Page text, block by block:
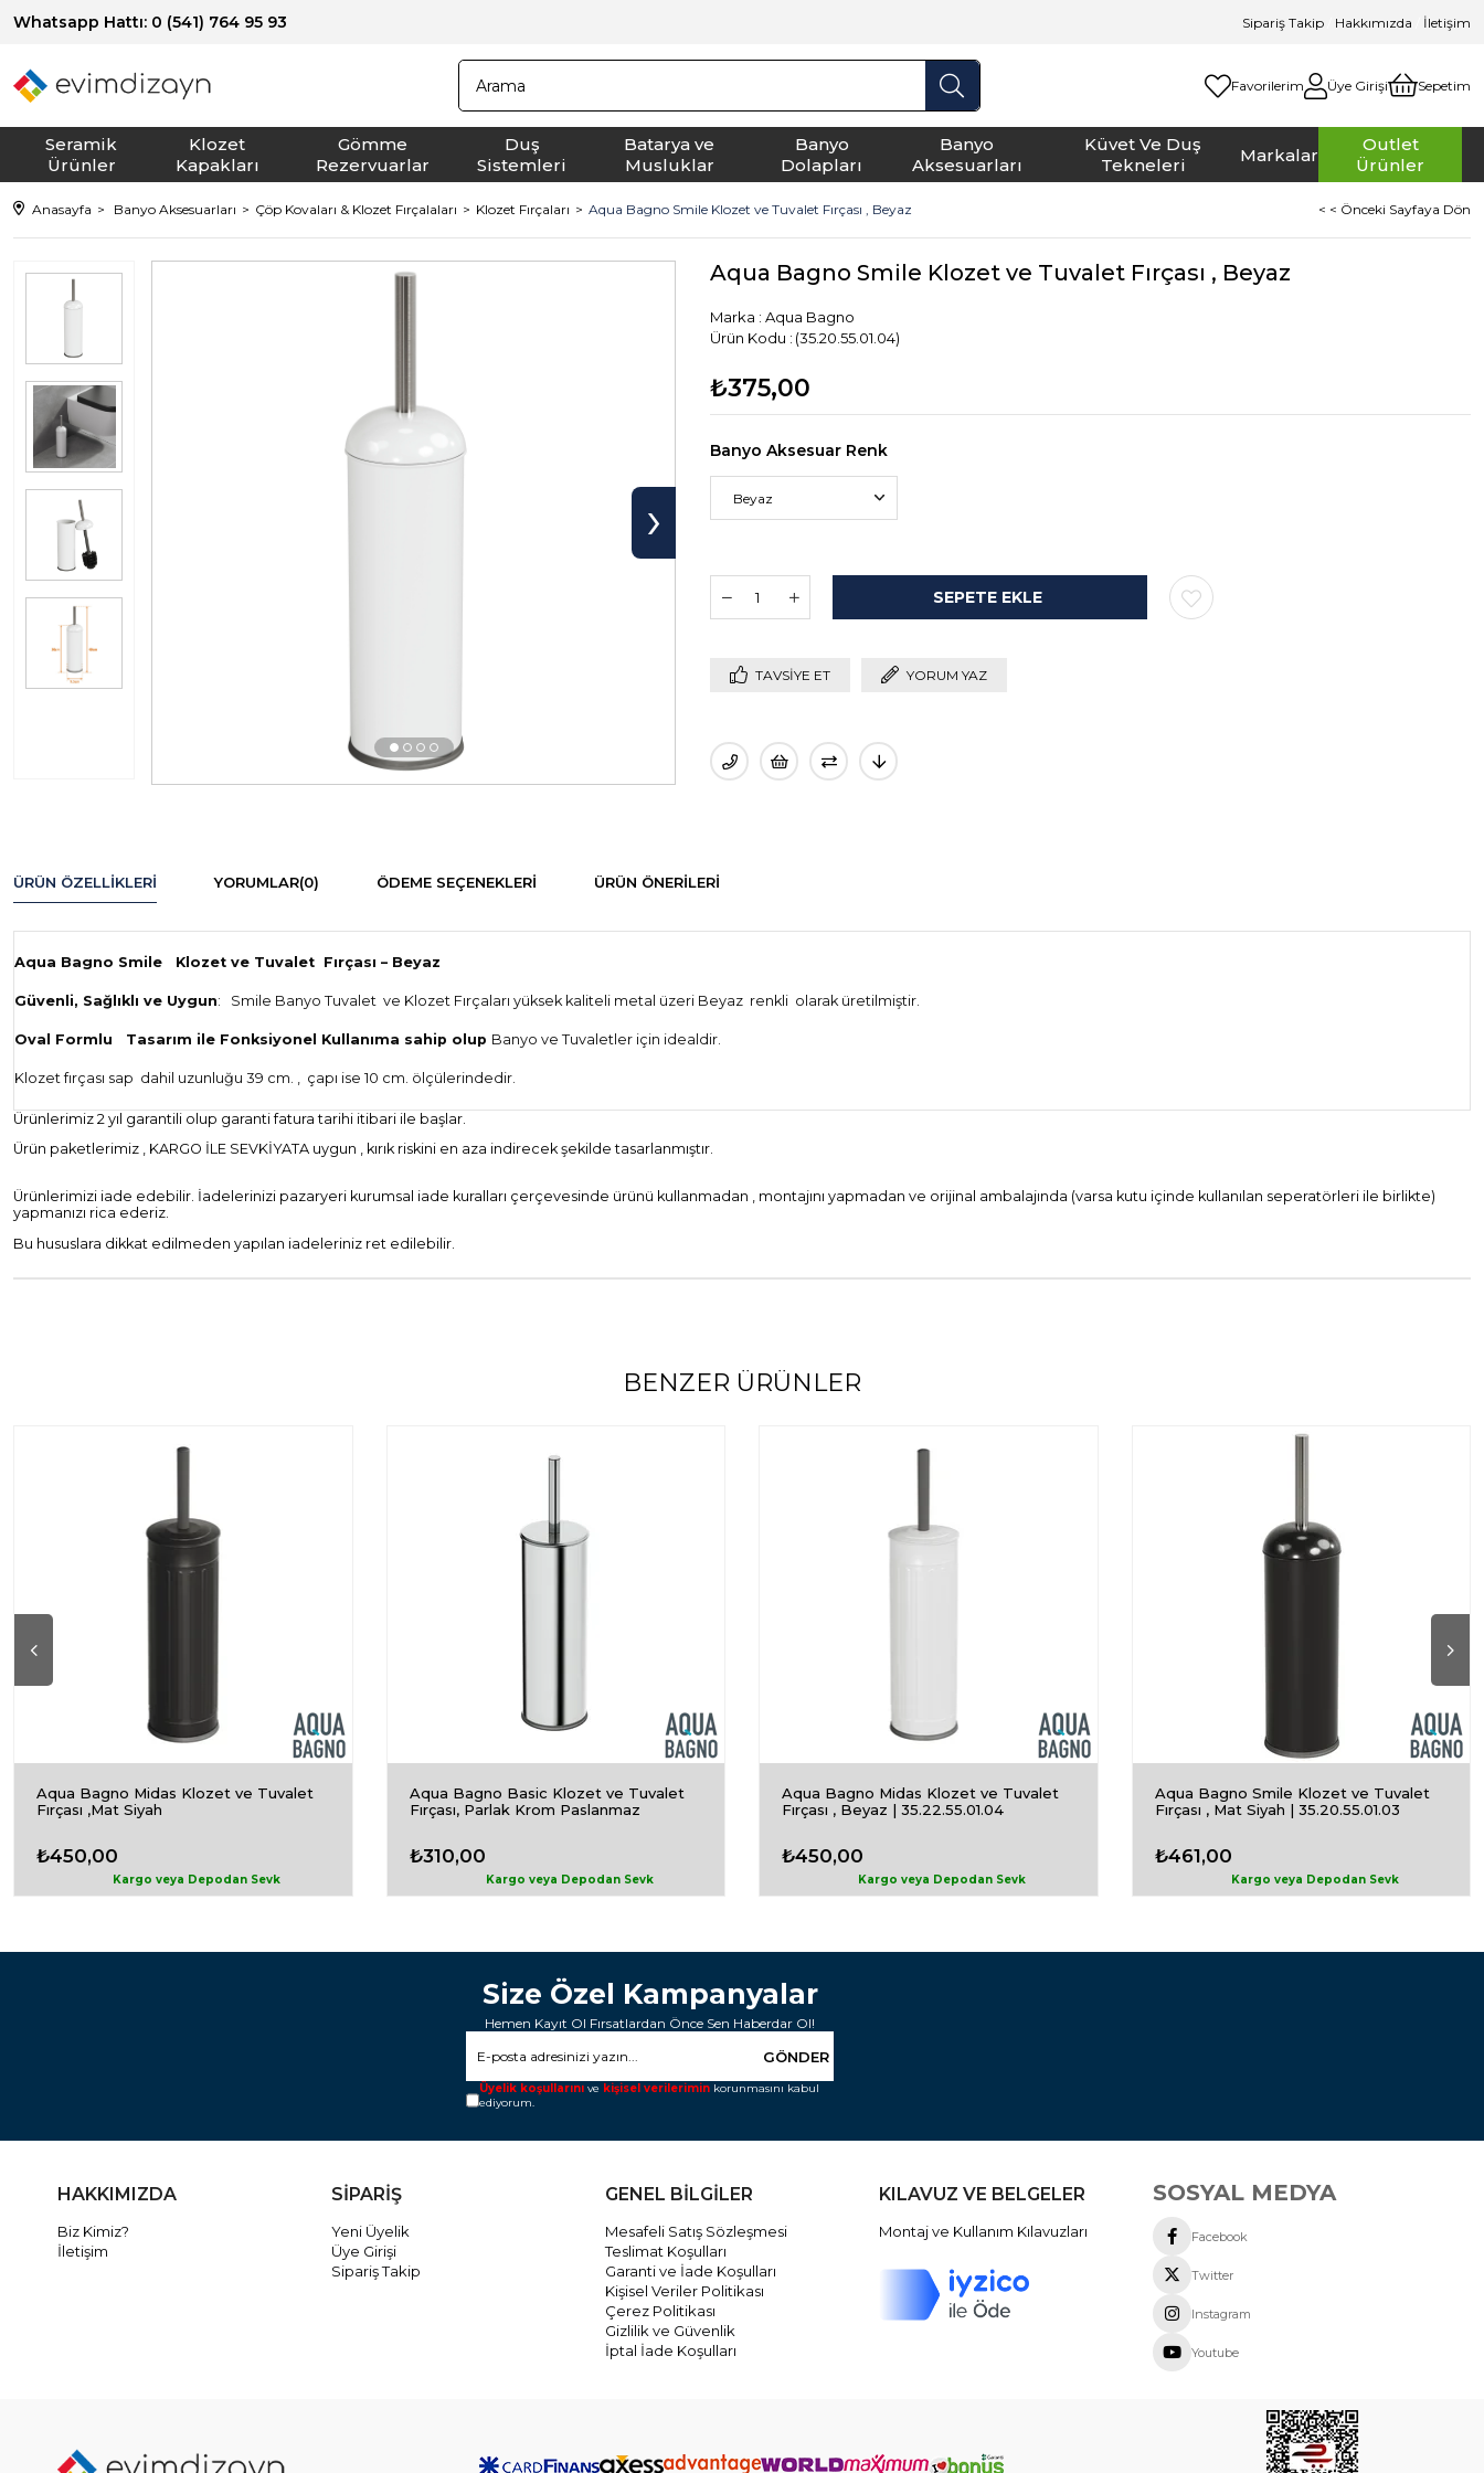
Whatsapp Hattı: 0 (541) 764 95 93 Sipariş Takip Hakkımızda İletişim
Favorilerim Üye Girişi Sepetim
Seramik
Ürünler
Klozet
Kapakları
Gömme
Rezervuarlar
Duş
Sistemleri
Batarya ve
Musluklar
Banyo
Dolapları
Banyo
Aksesuarları
Küvet Ve Duş
Tekneleri
Markalar
Outlet
Ürünler
Anasayfa Banyo Aksesuarları Çöp Kovaları & Klozet Fırçalaları Klozet Fırçaları Aqua Bagno Smile Klozet ve Tuvalet Fırçası , Beyaz < < Önceki Sayfaya Dön
›
Aqua Bagno Smile Klozet ve Tuvalet Fırçası , Beyaz
Marka : Aqua Bagno
(35.20.55.01.04)
₺375,00
Banyo Aksesuar Renk
TAVSIYE ET YORUM YAZ
ÜRÜN ÖZELLIKLERI YORUMLAR(0) ÖDEME SEÇENEKLERI ÜRÜN ÖNERILERI
Aqua Bagno Smile Klozet ve Tuvalet Fırçası – Beyaz
Güvenli, Sağlıklı ve Uygun: Smile Banyo Tuvalet ve Klozet Fırçaları yüksek kaliteli metal üzeri Beyaz renkli olarak üretilmiştir.
Oval Formlu Tasarım ile Fonksiyonel Kullanıma sahip olup Banyo ve Tuvaletler için idealdir.
Klozet fırçası sap dahil uzunluğu 39 cm. , çapı ise 10 cm. ölçülerindedir.
Ürünlerimiz 2 yıl garantili olup garanti fatura tarihi itibari ile başlar.
Ürün paketlerimiz , KARGO İLE SEVKİYATA uygun , kırık riskini en aza indirecek şekilde tasarlanmıştır.
Ürünlerimizi iade edebilir. İadelerinizi pazaryeri kurumsal iade kuralları çerçevesinde ürünü kullanmadan , montajını yapmadan ve orijinal ambalajında (varsa kutu içinde kullanılan seperatörleri ile birlikte)
yapmanızı rica ederiz.
Bu hususlara dikkat edilmeden yapılan iadeleriniz ret edilebilir.
BENZER ÜRÜNLER
Aqua Bagno Midas Klozet ve Tuvalet
Fırçası ,Mat Siyah
₺450,00
Aqua Bagno Basic Klozet ve Tuvalet
Fırçası, Parlak Krom Paslanmaz
₺310,00
Aqua Bagno Midas Klozet ve Tuvalet
Fırçası , Beyaz | 35.22.55.01.04
₺450,00
Aqua Bagno Smile Klozet ve Tuvalet
Fırçası , Mat Siyah | 35.20.55.01.03
₺461,00
Size Özel Kampanyalar
Hemen Kayıt Ol Fırsatlardan Önce Sen Haberdar Ol!
GÖNDER
Üyelik koşullarınıve kişisel verileriminkorunmasını kabul
ediyorum.
HAKKIMIZDA
Biz Kimiz?
İletişim
SİPARİŞ
Yeni Üyelik
Üye Girişi
Sipariş Takip
GENEL BİLGİLER
Mesafeli Satış Sözleşmesi
Teslimat Koşulları
Garanti ve İade Koşulları
Kişisel Veriler Politikası
Çerez Politikası
Gizlilik ve Güvenlik
İptal İade Koşulları
KILAVUZ VE BELGELER
Montaj ve Kullanım Kılavuzları
SOSYAL MEDYA
Facebook
Twitter
Instagram
Youtube